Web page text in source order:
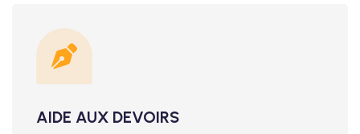
AIDE AUX DEVOIRS